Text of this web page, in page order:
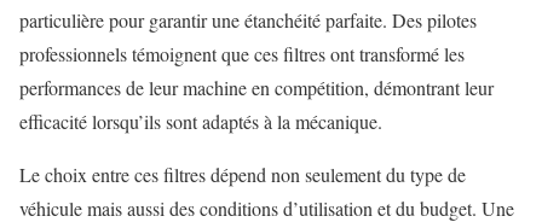
particulière pour garantir une étanchéité parfaite. Des pilotes
professionnels témoignent que ces filtres ont transformé les
performances de leur machine en compétition, démontrant leur
efficacité lorsqu’ils sont adaptés à la mécanique.
Le choix entre ces filtres dépend non seulement du type de
véhicule mais aussi des conditions d’utilisation et du budget. Une